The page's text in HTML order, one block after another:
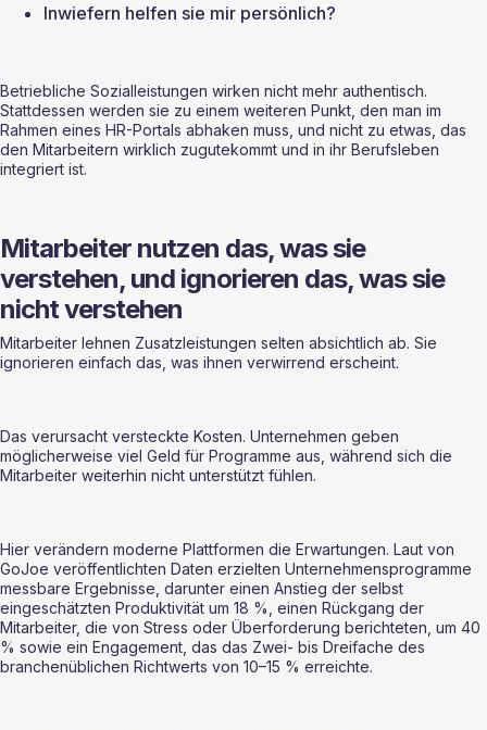
Inwiefern helfen sie mir persönlich?
Betriebliche Sozialleistungen wirken nicht mehr authentisch.
Stattdessen werden sie zu einem weiteren Punkt, den man im
Rahmen eines HR-Portals abhaken muss, und nicht zu etwas, das
den Mitarbeitern wirklich zugutekommt und in ihr Berufsleben
integriert ist.
Mitarbeiter nutzen das, was sie
verstehen, und ignorieren das, was sie
nicht verstehen
Mitarbeiter lehnen Zusatzleistungen selten absichtlich ab. Sie
ignorieren einfach das, was ihnen verwirrend erscheint.
Das verursacht versteckte Kosten. Unternehmen geben
möglicherweise viel Geld für Programme aus, während sich die
Mitarbeiter weiterhin nicht unterstützt fühlen.
Hier verändern moderne Plattformen die Erwartungen. Laut von
GoJoe veröffentlichten Daten erzielten Unternehmensprogramme
messbare Ergebnisse, darunter einen Anstieg der selbst
eingeschätzten Produktivität um 18 %, einen Rückgang der
Mitarbeiter, die von Stress oder Überforderung berichteten, um 40
% sowie ein Engagement, das das Zwei- bis Dreifache des
branchenüblichen Richtwerts von 10–15 % erreichte.